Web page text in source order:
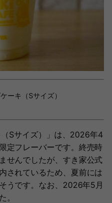
ーキ（Sサイズ）
（Sサイズ）」は、2026年4
定フレーバーです。終売時
せんでしたが、すき家公式
されているため、夏前には
うです。なお、2026年5月
。